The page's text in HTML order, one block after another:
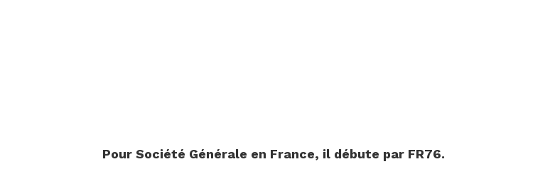
Pour Société Générale en France, il débute par FR76.